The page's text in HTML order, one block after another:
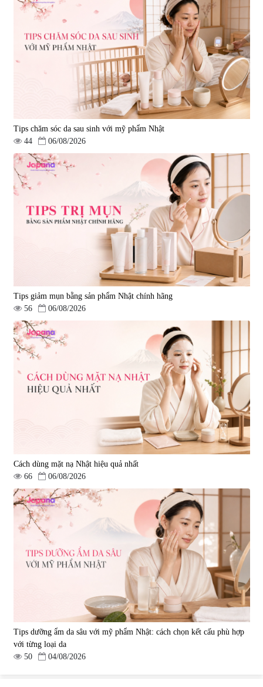
Tips chăm sóc da sau sinh với mỹ phẩm Nhật
44
06/08/2026
Tips giảm mụn bằng sản phẩm Nhật chính hãng
56
06/08/2026
Cách dùng mặt nạ Nhật hiệu quả nhất
66
06/08/2026
Tips dưỡng ẩm da sâu với mỹ phẩm Nhật: cách chọn kết cấu phù hợp
với từng loại da
50
04/08/2026